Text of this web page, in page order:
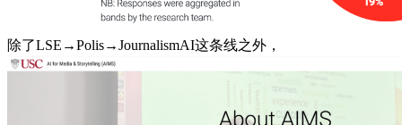
除了LSE→Polis→JournalismAI这条线之外，